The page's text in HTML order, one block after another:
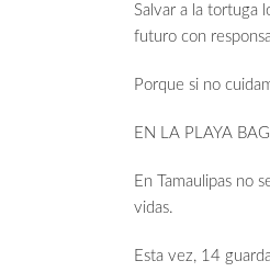
Salvar a la tortuga
futuro con
Porque si no
EN LA PLAYA
En Tamaulipas no
vidas.
Esta vez, 14